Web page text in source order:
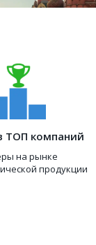
ТОП компаний
на рынке
продукции